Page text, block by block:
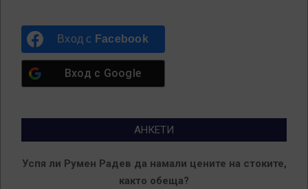
Вход с Facebook
Вход с Google
АНКЕТИ
Успя ли Румен Радев да намали цените на стоките,
както обеща?